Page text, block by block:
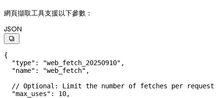
網頁擷取工具支援以下參數：
JSON

{
  "type"
: "web_fetch_20250910" ,
  "name"
: "web_fetch" ,
  // Optional: Limit the number of fetches per request
  "max_uses"
: 10,